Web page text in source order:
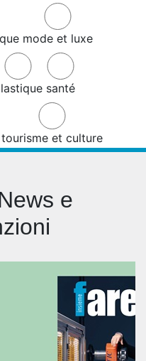
mode et luxe
santé
tourisme et culture
e